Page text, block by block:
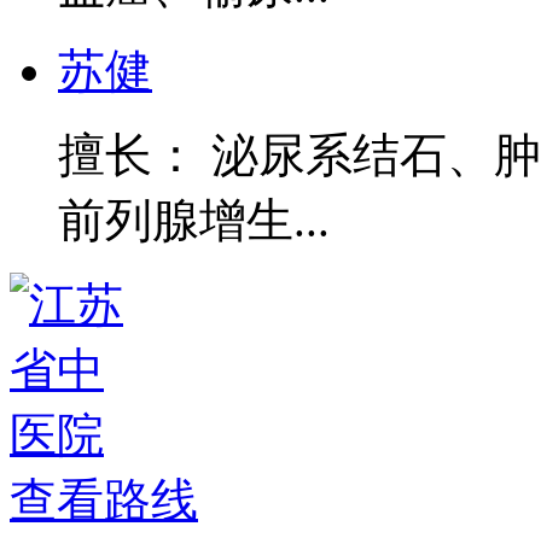
苏健
擅长： 泌尿系结石、
前列腺增生...
查看路线